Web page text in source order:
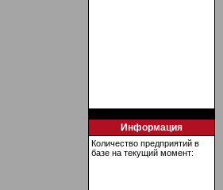
Информация
Количество предприятий в
базе на текущий момент: